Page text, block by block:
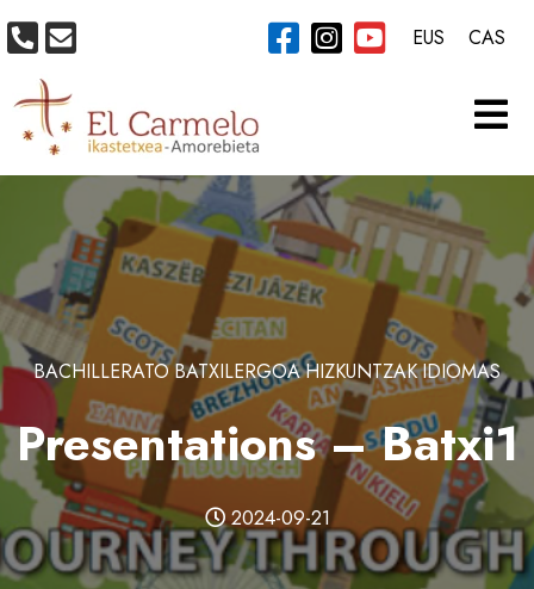
BACHILLERATOBATXILERGOAHIZKUNTZAKIDIOMAS
Presentations – Batxi1
2024-09-21
EUS CAS